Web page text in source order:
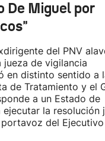
De Miguel por
del PNV
de vigilancia
en distinto sentido a
de Tratamiento y el
a un Estado de
ejecutar la resolución
del